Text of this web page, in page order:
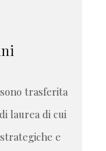
trasferita
laurea di cui
e